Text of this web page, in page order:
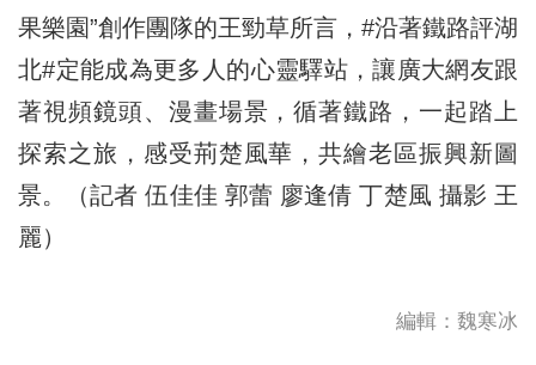
果樂園”創作團隊的王勁草所言，#沿著鐵路評湖
北#定能成為更多人的心靈驛站，讓廣大網友跟
著視頻鏡頭、漫畫場景，循著鐵路，一起踏上
探索之旅，感受荊楚風華，共繪老區振興新圖
景。（記者 伍佳佳 郭蕾 廖逢倩 丁楚風 攝影 王
麗）
編輯：魏寒冰